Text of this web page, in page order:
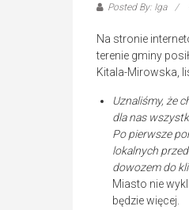
Posted By: Iga
Na stronie
terenie gminy
Kitala-Mirowska,
Uznaliśmy, że
dla nas
Po pierwsze
lokalnych
dowozem do
Miasto nie
będzie więcej.